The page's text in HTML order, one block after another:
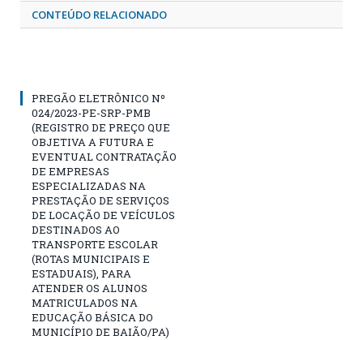
CONTEÚDO RELACIONADO
PREGÃO ELETRÔNICO Nº
024/2023-PE-SRP-PMB
(REGISTRO DE PREÇO QUE
OBJETIVA A FUTURA E
EVENTUAL CONTRATAÇÃO
DE EMPRESAS
ESPECIALIZADAS NA
PRESTAÇÃO DE SERVIÇOS
DE LOCAÇÃO DE VEÍCULOS
DESTINADOS AO
TRANSPORTE ESCOLAR
(ROTAS MUNICIPAIS E
ESTADUAIS), PARA
ATENDER OS ALUNOS
MATRICULADOS NA
EDUCAÇÃO BÁSICA DO
MUNICÍPIO DE BAIÃO/PA)